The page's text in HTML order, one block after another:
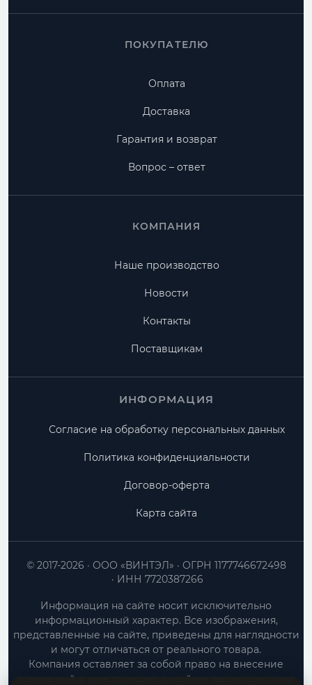
ПОКУПАТЕЛЮ
Оплата
Доставка
Гарантия и возврат
Вопрос – ответ
КОМПАНИЯ
Наше производство
Новости
Контакты
Поставщикам
ИНФОРМАЦИЯ
Согласие на обработку персональных данных
Политика конфиденциальности
Договор-оферта
Карта сайта
ООО «ВИНТЭЛ»
ОГРН 1177746672498
ИНН 7720387266
© 2017-2026
Информация на сайте носит исключительно
информационный характер. Все изображения,
представленные на сайте, приведены для наглядности
и могут отличаться от реального товара.
Компания оставляет за собой право на внесение
изменений в конструкцию, дизайн и характеристики